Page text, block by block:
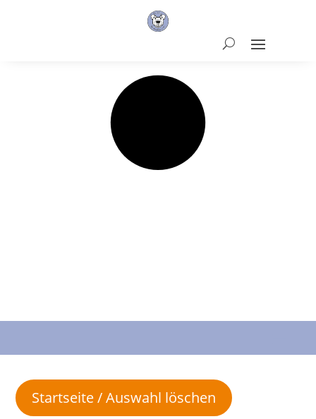
Startseite / Auswahl löschen